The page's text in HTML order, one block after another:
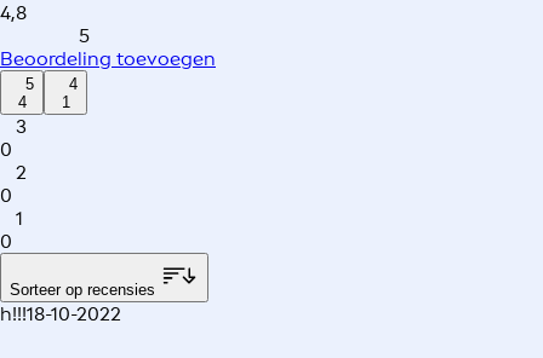
4,8
5
Beoordeling toevoegen
5
4
4
1
3
0
2
0
1
0
Sorteer op recensies
h!!!18-10-2022